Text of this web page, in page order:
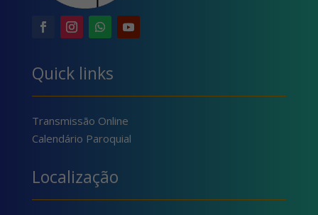
Quick links
Transmissão Online
Calendário Paroquial
Localização